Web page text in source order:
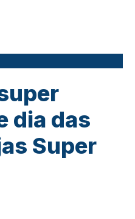
dia das
Super